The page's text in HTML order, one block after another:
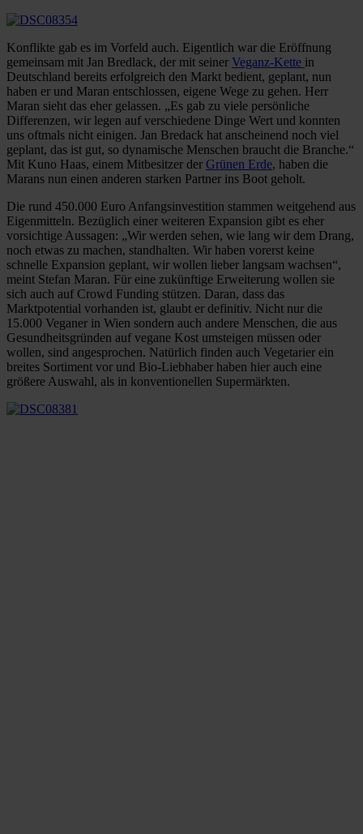
Konflikte gab es im Vorfeld auch. Eigentlich war die Eröffnung
gemeinsam mit Jan Bredlack, der mit seiner Veganz-Kette in
Deutschland bereits erfolgreich den Markt bedient, geplant, nun
haben er und Maran entschlossen, eigene Wege zu gehen. Herr
Maran sieht das eher gelassen. „Es gab zu viele persönliche
Differenzen, wir legen auf verschiedene Dinge Wert und konnten
uns oftmals nicht einigen. Jan Bredack hat anscheinend noch viel
geplant, das ist gut, so dynamische Menschen braucht die Branche.“
Mit Kuno Haas, einem Mitbesitzer der Grünen Erde, haben die
Marans nun einen anderen starken Partner ins Boot geholt.
Die rund 450.000 Euro Anfangsinvestition stammen weitgehend aus
Eigenmitteln. Bezüglich einer weiteren Expansion gibt es eher
vorsichtige Aussagen: „Wir werden sehen, wie lang wir dem Drang,
noch etwas zu machen, standhalten. Wir haben vorerst keine
schnelle Expansion geplant, wir wollen lieber langsam wachsen“,
meint Stefan Maran. Für eine zukünftige Erweiterung wollen sie
sich auch auf Crowd Funding stützen. Daran, dass das
Marktpotential vorhanden ist, glaubt er definitiv. Nicht nur die
15.000 Veganer in Wien sondern auch andere Menschen, die aus
Gesundheitsgründen auf vegane Kost umsteigen müssen oder
wollen, sind angesprochen. Natürlich finden auch Vegetarier ein
breites Sortiment vor und Bio-Liebhaber haben hier auch eine
größere Auswahl, als in konventionellen Supermärkten.